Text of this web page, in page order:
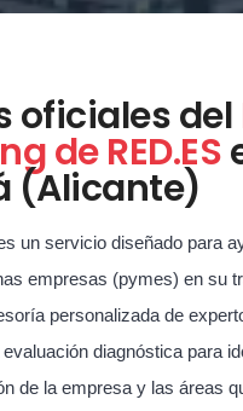
oficiales del
de RED.ES
(Alicante)
un servicio diseñado para
empresas (pymes) en su
personalizada de
diagnóstica para
de la empresa y las áreas